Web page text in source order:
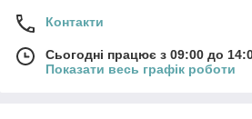
Контакти
Сьогодні працює з 09:00 до
Показати весь графік роботи